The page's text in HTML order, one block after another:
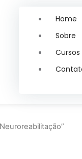
Home
Sobre
Cursos